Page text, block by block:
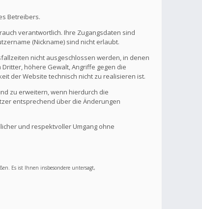
Betreibers.
verantwortlich. Ihre Zugangsdaten sind
(Nickname) sind nicht erlaubt.
nicht ausgeschlossen werden, in denen
höhere Gewalt, Angriffe gegen die
der Website technisch nicht zu realisieren ist.
zu erweitern, wenn hierdurch die
entsprechend über die Änderungen
und respektvoller Umgang ohne
Es ist Ihnen insbesondere untersagt,